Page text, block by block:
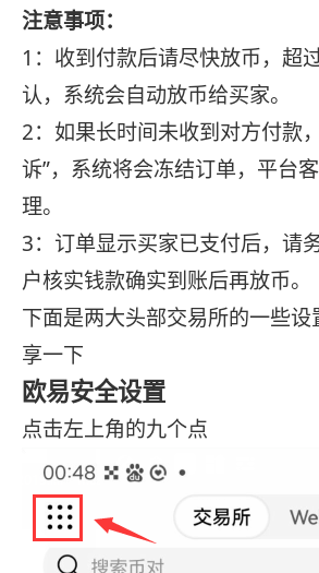
注意事项：
1：收到付款后请尽快放币，超
认，系统会自动放币给买家。
2：如果长时间未收到对方付款
诉”，系统将会冻结订单，平台
理。
3：订单显示买家已支付后，请
户核实钱款确实到账后再放币。
下面是两大头部交易所的一些
享一下
欧易安全设置
点击左上角的九个点